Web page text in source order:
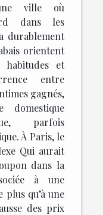
une ville où
dans les
durablement
orientent
et
entre
gagnés,
domestique
parfois
À Paris, le
Qui aurait
dans la
à une
plus qu’à une
des prix